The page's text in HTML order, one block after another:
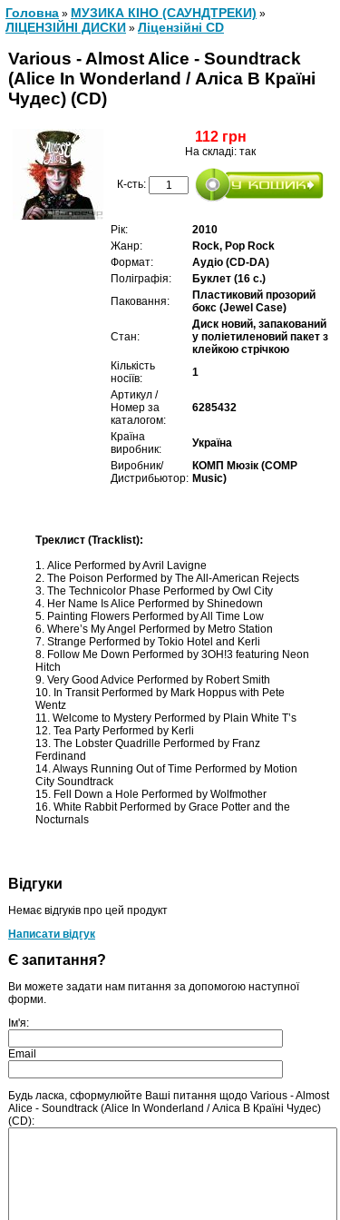
Головна » МУЗИКА КІНО (САУНДТРЕКИ) »
ЛІЦЕНЗІЙНІ ДИСКИ » Ліцензійні СD
Various - Almost Alice - Soundtrack
(Alice In Wonderland / Аліса В Країні
Чудес) (CD)
112 грн
На складі: так
К-сть:
Рік:
2010
Жанр:
Rock, Pop Rock
Формат:
Аудіо (CD-DA)
Поліграфія:
Буклет (16 с.)
Паковання:
Пластиковий прозорий
бокс (Jewel Case)
Стан:
Диск новий, запакований
у поліетиленовий пакет з
клейкою стрічкою
Кількість
носіїв:
1
Артикул /
Номер за
каталогом:
6285432
Країна
виробник:
Україна
Виробник/
Дистрибьютор:
КОМП Мюзік (COMP
Music)
Треклист (Tracklist):
1. Alice Performed by Avril Lavigne
2. The Poison Performed by The All-American Rejects
3. The Technicolor Phase Performed by Owl City
4. Her Name Is Alice Performed by Shinedown
5. Painting Flowers Performed by All Time Low
6. Where’s My Angel Performed by Metro Station
7. Strange Performed by Tokio Hotel and Kerli
8. Follow Me Down Performed by 3OH!3 featuring Neon
Hitch
9. Very Good Advice Performed by Robert Smith
10. In Transit Performed by Mark Hoppus with Pete
Wentz
11. Welcome to Mystery Performed by Plain White T’s
12. Tea Party Performed by Kerli
13. The Lobster Quadrille Performed by Franz
Ferdinand
14. Always Running Out of Time Performed by Motion
City Soundtrack
15. Fell Down a Hole Performed by Wolfmother
16. White Rabbit Performed by Grace Potter and the
Nocturnals
Відгуки
Немає відгуків про цей продукт
Написати відгук
Є запитання?
Ви можете задати нам питання за допомогою наступної
форми.
Ім'я:
Email
Будь ласка, сформулюйте Ваші питання щодо Various - Almost
Alice - Soundtrack (Alice In Wonderland / Аліса В Країні Чудес)
(CD):